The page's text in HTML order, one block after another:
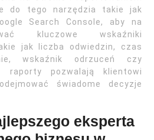
do tego narzędzia takie jak
Search Console, aby na
kluczowe wskaźniki
jak liczba odwiedzin, czas
wskaźnik odrzuceń czy
raporty pozwalają klientowi
świadome decyzje
eksperta